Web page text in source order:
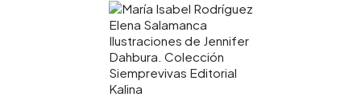
Elena Salamanca
Ilustraciones de Jennifer
Dahbura. Colección
Siemprevivas Editorial
Kalina